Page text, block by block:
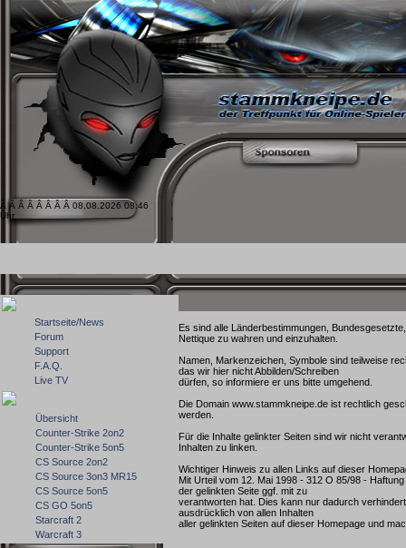
Â Â Â Â Â Â Â Â 08.08.2026 08:46
Uhr
Startseite/News
Forum
Support
F.A.Q.
Live TV
Übersicht
Counter-Strike 2on2
Counter-Strike 5on5
CS Source 2on2
CS Source 3on3 MR15
CS Source 5on5
CS GO 5on5
Starcraft 2
Warcraft 3
Es sind alle Länderbestimmungen,
Nettique zu wahren und einzuhalten.
Namen, Markenzeichen, Symbole sind teilweise
das wir hier nicht Abbilden/Schreiben
dürfen, so informiere er uns bitte umgehend.
Die Domain www.stammkneipe.de ist rechtlich
werden.
Für die Inhalte gelinkter Seiten sind wir nicht
Inhalten zu linken.
Wichtiger Hinweis zu allen Links auf dieser
Mit Urteil vom 12. Mai 1998 - 312 O 85/98 -
der gelinkten Seite ggf. mit zu
verantworten hat. Dies kann nur dadurch
ausdrücklich von allen Inhalten
aller gelinkten Seiten auf dieser Homepage und